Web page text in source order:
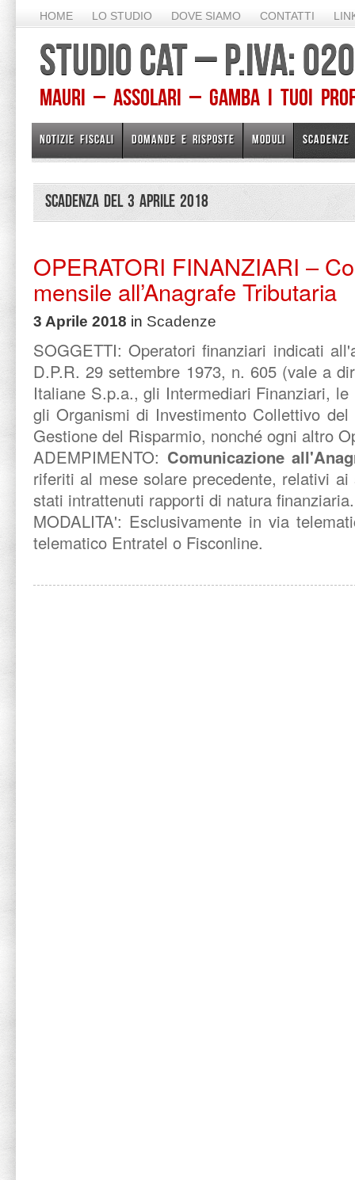
HOME LO STUDIO DOVE SIAMO CONTATTI
STUDIO CAT – P.IVA:
Mauri – Assolari – Gamba I TUOI
NOTIZIE FISCALI DOMANDE E RISPOSTE MODULI SCADENZE
Scadenza del 3 Aprile 2018
OPERATORI FINANZIARI –
mensile all’Anagrafe Tributaria
3 Aprile 2018 in Scadenze
SOGGETTI:Operatori finanziari indicati
D.P.R. 29 settembre 1973, n. 605 (vale a
Italiane S.p.a., gli Intermediari Finanziari,
gli Organismi di Investimento Collettivo
Gestione del Risparmio, nonché ogni altro
ADEMPIMENTO: Comunicazione
riferiti al mese solare precedente, relativi
stati intrattenuti rapporti di natura finanziaria.
MODALITA': Esclusivamente in via
telematico Entratel o Fisconline.